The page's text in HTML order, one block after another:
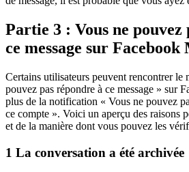
Partie 3 : Vous ne pouvez
ce message sur Facebook
Certains utilisateurs peuvent rencontrer le
pouvez pas répondre à ce message » sur
plus de la notification « Vous ne pouvez
ce compte ». Voici un aperçu des raisons
et de la manière dont vous pouvez les
1 La conversation a été archivée